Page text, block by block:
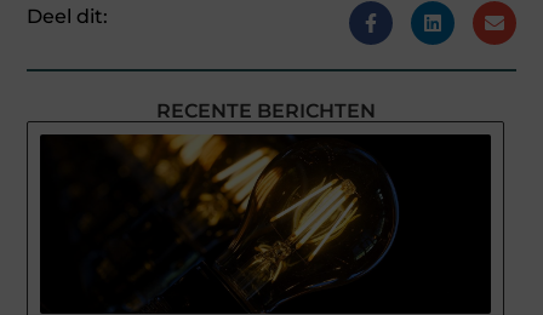
Deel dit:
RECENTE BERICHTEN